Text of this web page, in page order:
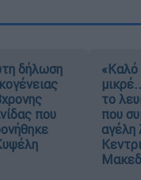
δήλωση
που
«Καλό
το
που
αγέλη